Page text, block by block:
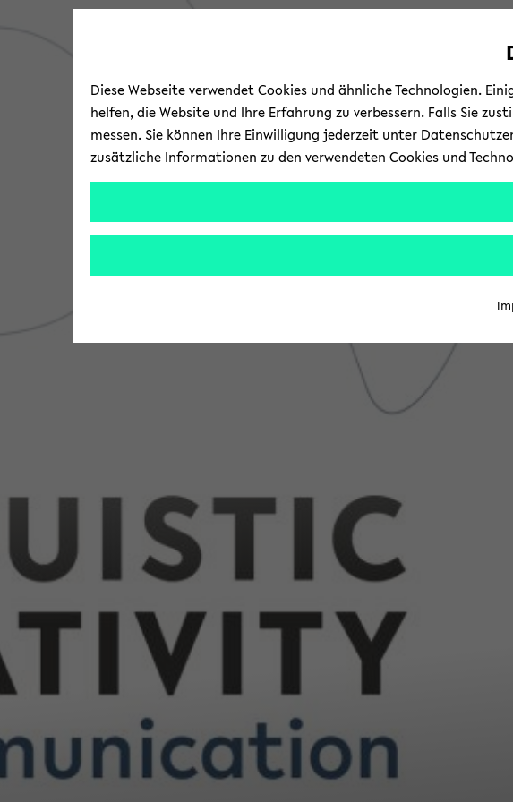
Diese Webseite verwendet Cookies und ähnliche Technologien.
helfen, die Website und Ihre Erfahrung zu verbessern. Falls Sie
messen. Sie können Ihre Einwilligung jederzeit unter
zusätzliche Informationen zu den verwendeten Cookies und